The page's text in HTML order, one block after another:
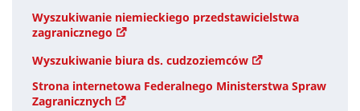
Wyszukiwanie niemieckiego przedstawicielstwa
zagranicznego
Wyszukiwanie biura ds. cudzoziemców
Strona internetowa Federalnego Ministerstwa Spraw
Zagranicznych